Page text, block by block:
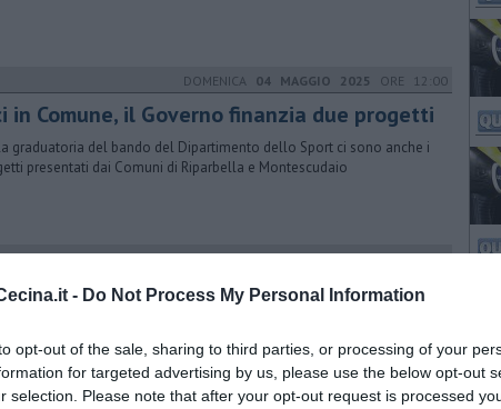
- Do Not Process My Personal Information
opt-out of the sale, sharing to third parties, or processing of your
for targeted advertising by us, please use the below opt-out
selection. Please note that after your opt-out request is processed
DOMENICA 04 MAGGIO 2025 ORE 12:00
in Comune, il Governo finanzia due progetti
graduatoria del bando del Dipartimento dello Sport ci sono anche i
presentati dai Comuni di Riparbella e Montescudaio
SABATO14 GIUGNO 2025ORE 08:46
in Comune, presentate le iniziative vincenti
la bicicletta come strumento di mobilità sostenibile